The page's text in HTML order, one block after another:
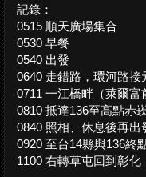
記錄：
0515 順天廣場集合
0530 早餐
0540 出發
0640 走錯路，環河路
0711 一江橋畔（萊爾
0810 抵達136至高點赤
0840 照相、休息後再出
0920 至台14縣與136終
1100 右轉草屯回到彰化